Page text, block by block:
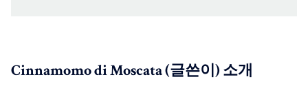
Cinnamomo di Moscata (글쓴이) 소개